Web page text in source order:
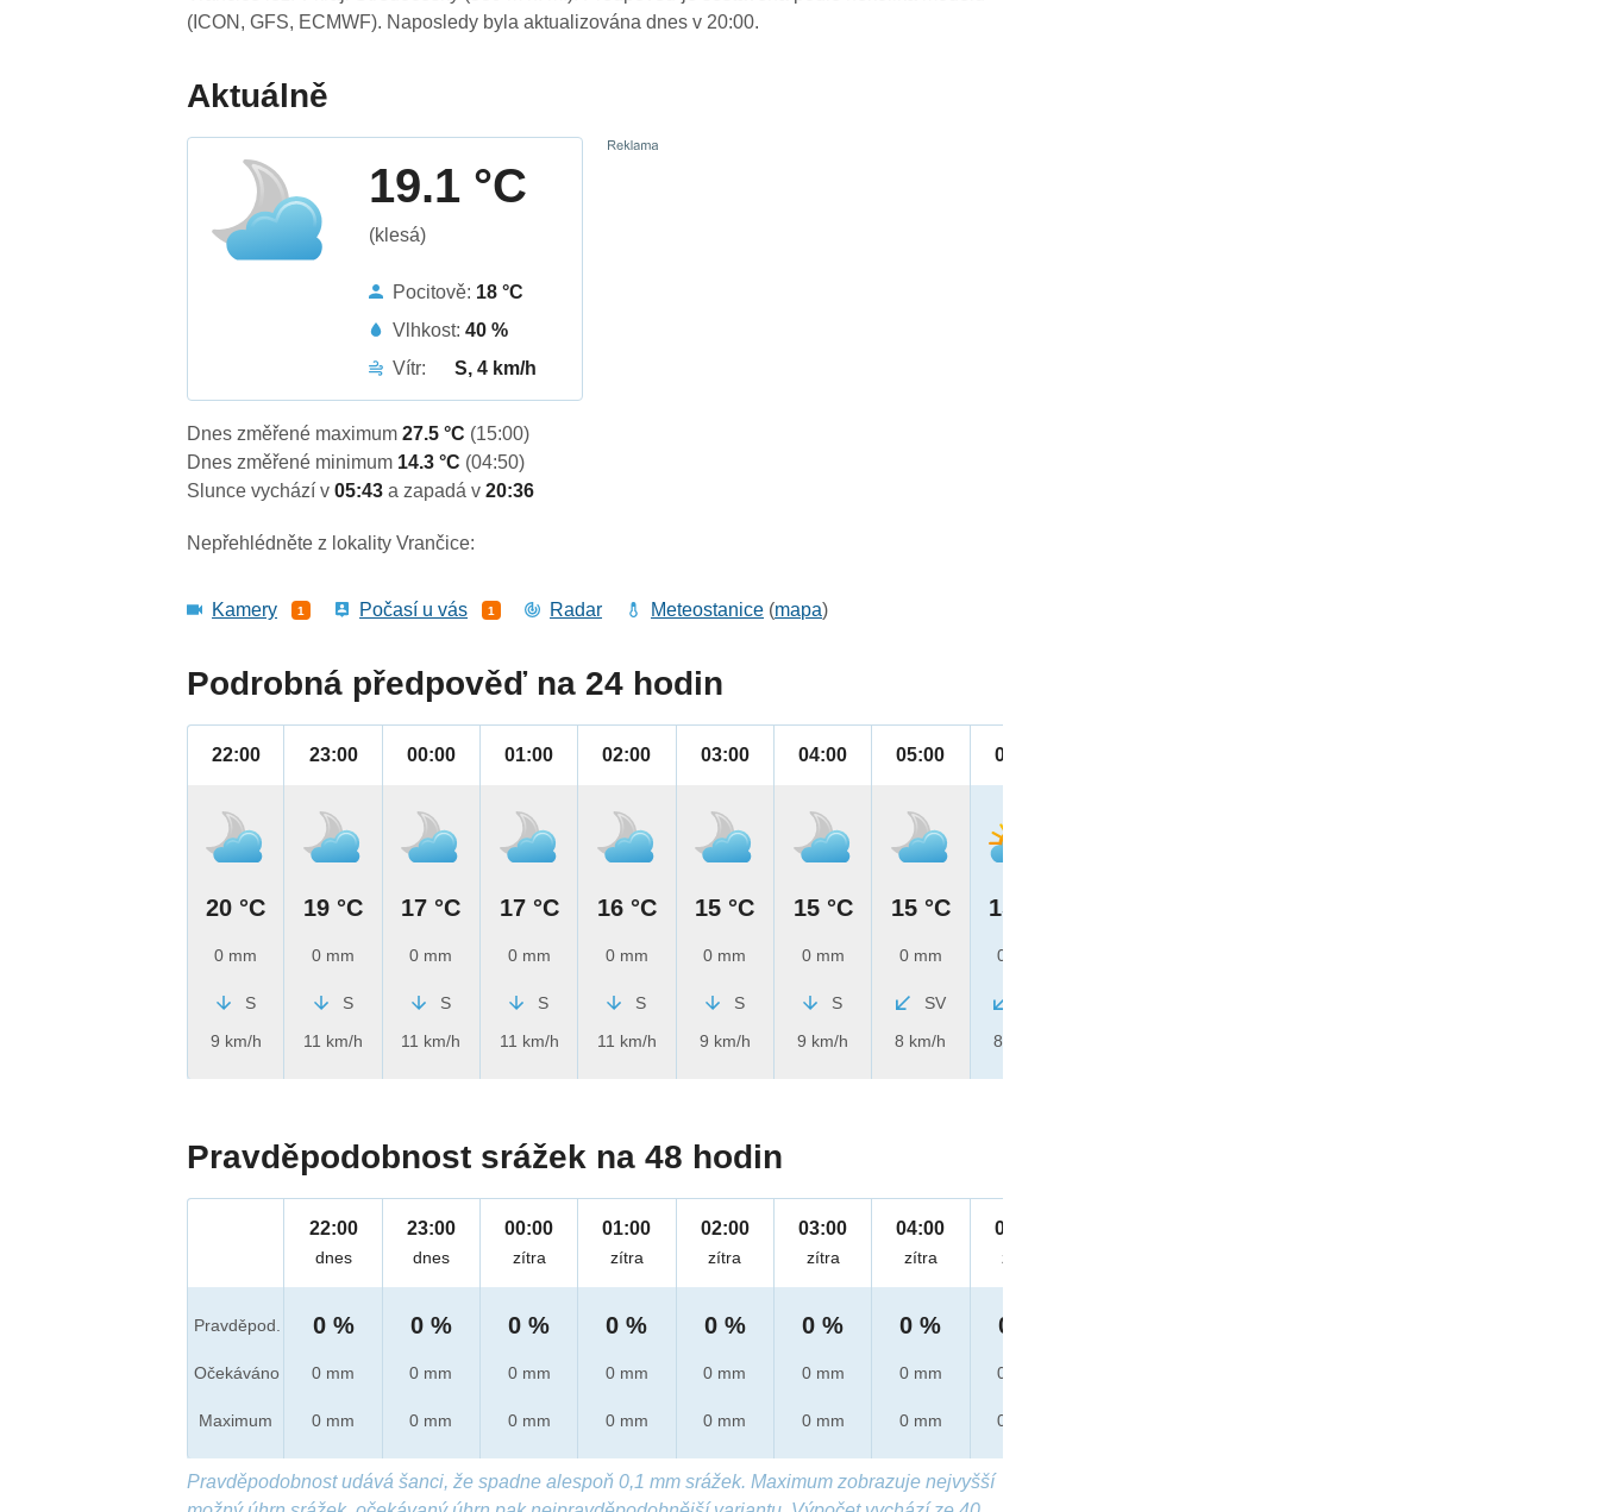
(ICON, GFS, ECMWF). Naposledy byla aktualizována dnes v 20:00.
Aktuálně
19.1 °C
(klesá)
Pocitově: 18 °C
Vlhkost:40 %
Vítr:
S, 4 km/h
Dnes změřené maximum27.5 °C (15:00)
Dnes změřené minimum 14.3 °C (04:50)
Slunce vychází v05:43a zapadá v20:36
Nepřehlédněte z lokality Vrančice:
Kamery 1 Počasí u vás 1 Radar Meteostanice (mapa)
Podrobná předpověď na 24 hodin
22:00
20 °C
0 mm
S
9 km/h
23:00
19 °C
0 mm
S
11 km/h
00:00
17 °C
0 mm
S
11 km/h
01:00
17 °C
0 mm
S
11 km/h
02:00
16 °C
0 mm
S
11 km/h
03:00
15 °C
0 mm
S
9 km/h
04:00
15 °C
0 mm
S
9 km/h
05:00
15 °C
0 mm
SV
8 km/h
06:00
15 °C
0 mm
8 km/h
Pravděpodobnost srážek na 48 hodin
Pravděpod.
Očekáváno
Maximum
22:00
dnes
0 %
0 mm
0 mm
23:00
dnes
0 %
0 mm
0 mm
00:00
zítra
0 %
0 mm
0 mm
01:00
zítra
0 %
0 mm
0 mm
02:00
zítra
0 %
0 mm
0 mm
03:00
zítra
0 %
0 mm
0 mm
04:00
zítra
0 %
0 mm
0 mm
05:00
zítra
0 %
0 mm
0 mm
Pravděpodobnost udává šanci, že spadne alespoň 0,1 mm srážek. Maximum zobrazuje nejvyšší